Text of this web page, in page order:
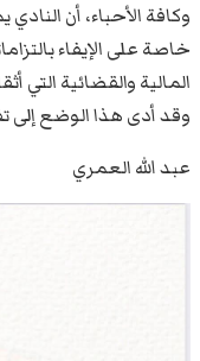
وكافة الأحباء، أن
خاصة على الإيفاء
المالية والقضائية التي
وقد أدى هذا الوضع إلى
عبد الله العمري